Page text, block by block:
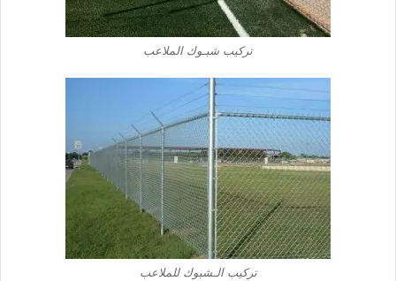
تركيب شبـوك الملاعب
تركيب الـشبوك للملاعب